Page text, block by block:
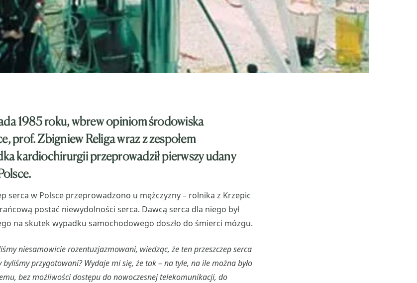
1985 roku, wbrew opiniom środowiska
prof. Zbigniew Religa wraz z zespołem
kardiochirurgii przeprowadził pierwszy udany
serca w Polsce przeprowadzono u mężczyzny – rolnika z Krzepic
postać niewydolności serca. Dawcą serca dla niego był
na skutek wypadku samochodowego doszło do śmierci mózgu.
niesamowicie rozentuzjazmowani, wiedząc, że ten przeszczep serca
przygotowani? Wydaje mi się, że tak – na tyle, na ile można było
bez możliwości dostępu do nowoczesnej telekomunikacji, do